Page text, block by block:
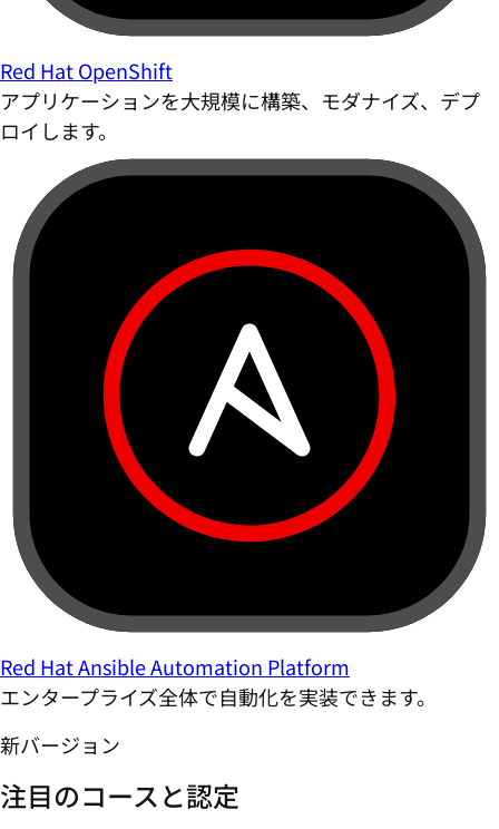
Red Hat OpenShift
アプリケーションを大規模に構築、モダナイズ、デプ
ロイします。
Red Hat Ansible Automation Platform
エンタープライズ全体で自動化を実装できます。
新バージョン
注目のコースと認定